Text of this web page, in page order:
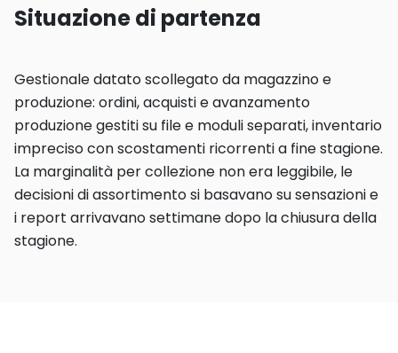
Situazione di partenza
Gestionale datato scollegato da magazzino e
produzione: ordini, acquisti e avanzamento
produzione gestiti su file e moduli separati, inventario
impreciso con scostamenti ricorrenti a fine stagione.
La marginalità per collezione non era leggibile, le
decisioni di assortimento si basavano su sensazioni e
i report arrivavano settimane dopo la chiusura della
stagione.